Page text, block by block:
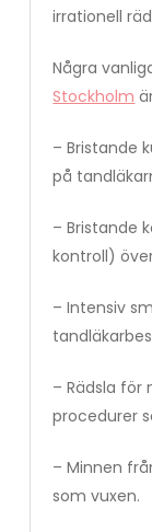
irrationell
Några
Stockholm
– Bristande
på
– Bristande
kontroll)
– Intensiv
– Rädsla för
procedurer
– Minnen
som vuxen.